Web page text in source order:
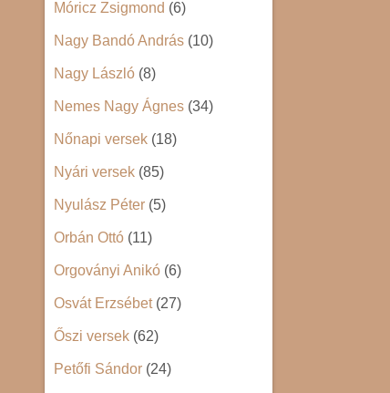
Móricz Zsigmond (6)
Nagy Bandó András (10)
Nagy László (8)
Nemes Nagy Ágnes (34)
Nőnapi versek (18)
Nyári versek (85)
Nyulász Péter (5)
Orbán Ottó (11)
Orgoványi Anikó (6)
Osvát Erzsébet(27)
Őszi versek (62)
Petőfi Sándor (24)